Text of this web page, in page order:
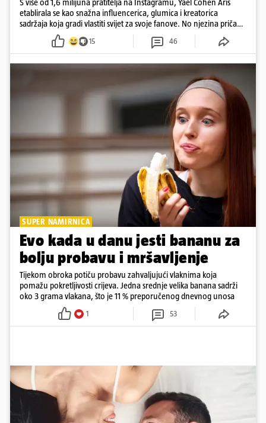
S više od 1,6 milijuna pratitelja na Instagramu, Yael Cohen Aris
etablirala se kao snažna influencerica, glumica i kreatorica
sadržaja koja gradi vlastiti svijet za svoje fanove. No njezina priča
pokazuje da online slava dolazi i s neočekivanim izazovima
15 46
SUPER NAMIRNICA
Evo kada u danu jesti bananu za
bolju probavu i mršavljenje
Tijekom obroka potiču probavu zahvaljujući vlaknima koja
pomažu pokretljivosti crijeva. Jedna srednje velika banana sadrži
oko 3 grama vlakana, što je 11 % preporučenog dnevnog unosa
1 53